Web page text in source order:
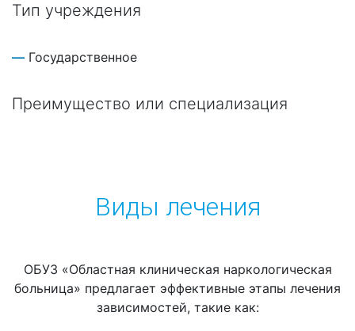
Тип учреждения
Государственное
Преимущество или специализация
Виды лечения
ОБУЗ «Областная клиническая наркологическая
больница» предлагает эффективные этапы лечения
зависимостей, такие как: